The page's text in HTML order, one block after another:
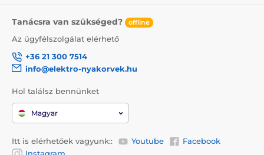
Tanácsra van szükséged? offline
Az ügyfélszolgálat elérhető
+36 21 300 7514
info@elektro-nyakorvek.hu
Hol találsz bennünket
Magyar
Itt is elérhetőek vagyunk:: Youtube
Facebook
Instagram